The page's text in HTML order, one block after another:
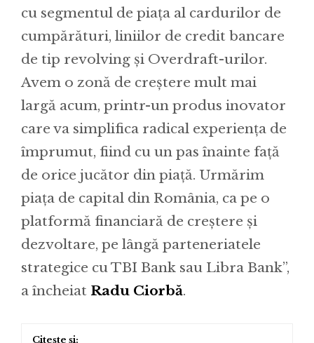
cu segmentul de piața al cardurilor de
cumpărături, liniilor de credit bancare
de tip revolving și Overdraft-urilor.
Avem o zonă de creștere mult mai
largă acum, printr-un produs inovator
care va simplifica radical experiența de
împrumut, fiind cu un pas înainte față
de orice jucător din piață. Urmărim
piața de capital din România, ca pe o
platformă financiară de creștere și
dezvoltare, pe lângă parteneriatele
strategice cu TBI Bank sau Libra Bank”,
a încheiat Radu Ciorbă.